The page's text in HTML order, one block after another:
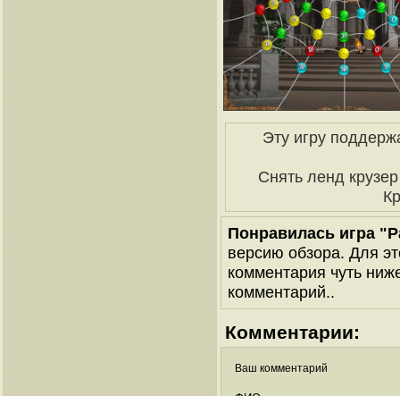
Эту игру
Снять ленд
Понравилась игра
версию обзора. Для
комментария чуть
комментарий..
Комментарии:
Ваш комментарий